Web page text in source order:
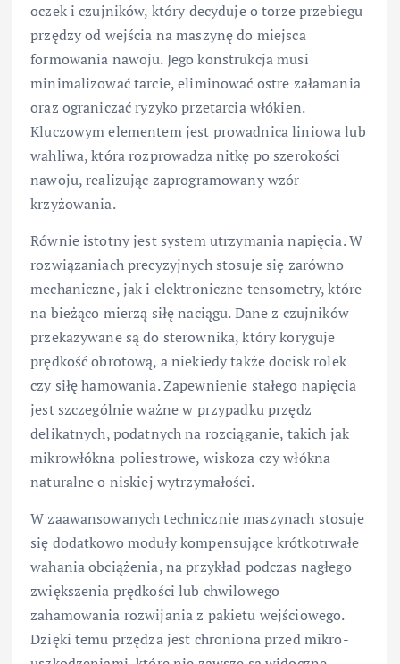
oczek i czujników, który decyduje o torze przebiegu
przędzy od wejścia na maszynę do miejsca
formowania nawoju. Jego konstrukcja musi
minimalizować tarcie, eliminować ostre załamania
oraz ograniczać ryzyko przetarcia włókien.
Kluczowym elementem jest prowadnica liniowa lub
wahliwa, która rozprowadza nitkę po szerokości
nawoju, realizując zaprogramowany wzór
krzyżowania.
Równie istotny jest system utrzymania napięcia. W
rozwiązaniach precyzyjnych stosuje się zarówno
mechaniczne, jak i elektroniczne tensometry, które
na bieżąco mierzą siłę naciągu. Dane z czujników
przekazywane są do sterownika, który koryguje
prędkość obrotową, a niekiedy także docisk rolek
czy siłę hamowania. Zapewnienie stałego napięcia
jest szczególnie ważne w przypadku przędz
delikatnych, podatnych na rozciąganie, takich jak
mikrowłókna poliestrowe, wiskoza czy włókna
naturalne o niskiej wytrzymałości.
W zaawansowanych technicznie maszynach stosuje
się dodatkowo moduły kompensujące krótkotrwałe
wahania obciążenia, na przykład podczas nagłego
zwiększenia prędkości lub chwilowego
zahamowania rozwijania z pakietu wejściowego.
Dzięki temu przędza jest chroniona przed mikro-